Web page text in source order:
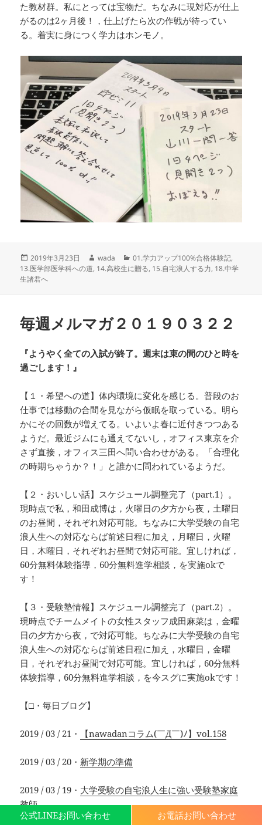
公式LINEお問い合わせ お電話お問い合わせ
た教材群。私にとっては宝物だ。ちなみに現対応が仕上
がるのは2ヶ月後！，仕上げたら次の作戦が待ってい
る。着実に身につく学力はホンモノ。
投
稿
日:
2019年3月23日
作
成
wada
カ
テ
01.学力アップ100%合格体験記,
13.医学部医学科への道, 14.高校生に贈る, 15.自宅浪人する力, 18.中学
生諸君へ
毎週メルマガ２０１９０３２２
『ようやく全ての入試が終了。週末は束の間のひと時を
過ごします！』
【１・希望への道】体内環境に変化を感じる。普段のお
仕事では移動の合間を見ながら仮眠を取っている。明ら
かにその回数が増えてる。いよいよ春に近付きつつある
ようだ。最近ジムにも通えてないし，オフィス東京を介
さず直接，オフィス三田へ問い合わせがある。「合理化
の時期ちゃうか？！」と誰かに問われているようだ。
【２・おいしい話】スケジュール調整完了（part.1）。
現時点で私，和田成博は，火曜日の夕方から夜，土曜日
のお昼間，それぞれ対応可能。ちなみに大学受験の自宅
浪人生への対応ならば前述日程に加え，月曜日，火曜
日，木曜日，それぞれお昼間で対応可能。宜しければ，
60分無料体験指導，60分無料進学相談，を実施okで
す！
【３・受験塾情報】スケジュール調整完了（part.2）。
現時点でチームメイトの女性スタッフ成田麻菜は，金曜
日の夕方から夜，で対応可能。ちなみに大学受験の自宅
浪人生への対応ならば前述日程に加え，水曜日，金曜
日，それぞれお昼間で対応可能。宜しければ，60分無料
体験指導，60分無料進学相談，を今スグに実施okです！
【□・毎日ブログ】
2019 / 03 / 21・ 【nawadanコラム(￣Д￣)ﾉ】vol.158
2019 / 03 / 20・ 新学期の準備
2019 / 03 / 19・ 大学受験の自宅浪人生に強い受験塾家庭
教師